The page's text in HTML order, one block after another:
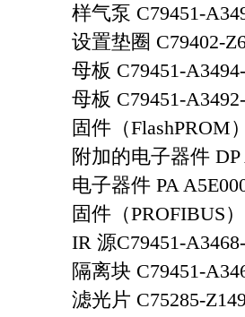
样气泵 C79451-
设置垫圈 C79402-
母板 C79451-
母板 C79451-
固件（
附加的电子器件
电子器件 PA
固件（PROFIBUS
IR 源C79451-
隔离块 C79451-
滤光片 C75285-